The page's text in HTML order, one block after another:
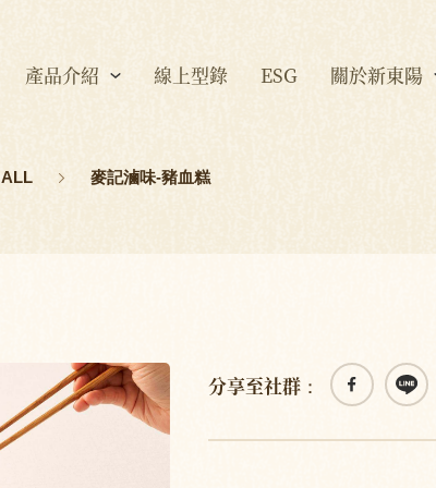
產品介紹 線上型錄 ESG 關於新東陽
ALL 麥記滷味-豬血糕
分享至社群：